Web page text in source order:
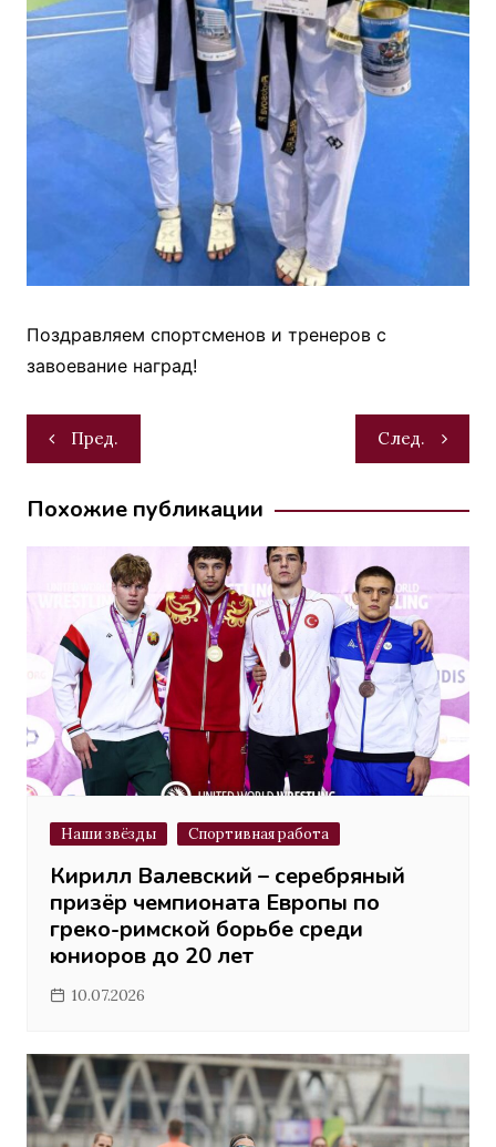
Поздравляем спортсменов и тренеров с
завоевание наград!
Навигация
по
записям
Пред. След.
Похожие публикации
Наши звёзды Спортивная работа
Кирилл Валевский – серебряный
призёр чемпионата Европы по
греко-римской борьбе среди
юниоров до 20 лет
10.07.2026